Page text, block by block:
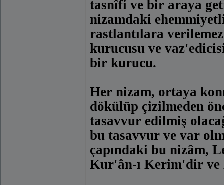
tasnîfi ve bir araya
nizamdaki
rastlantılara
kurucusu ve
bir kurucu.
Her nizam, ortaya
dökülüp çizilmeden
tasavvur edilmiş
bu tasavvur ve var
çapındaki bu nizâm,
Kur'ân-ı Kerim'dir